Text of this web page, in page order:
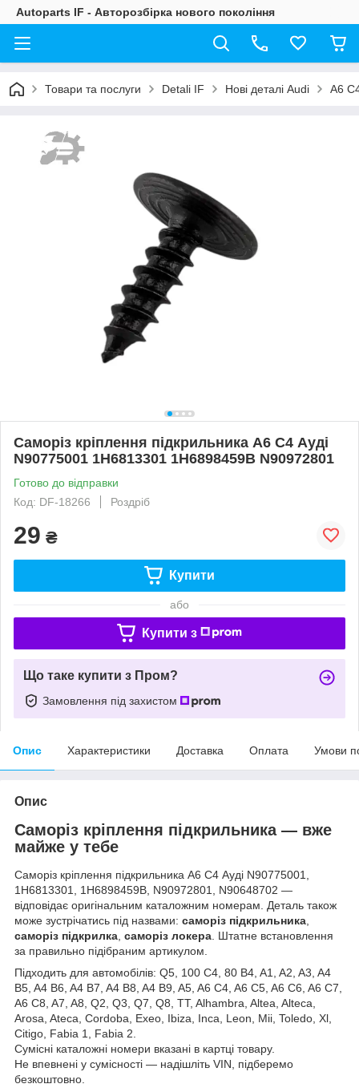
Autoparts IF - Авторозбірка нового покоління
Товари та послуги Detali IF Нові деталі Audi A6
Саморіз кріплення підкрильника А6 С4 Ауді
N90775001 1H6813301 1H6898459B N90972801
Готово до відправки
Код: DF-18266
Роздріб
29 ₴
Купити
або
Купити з
Що таке купити з Пром?
Замовлення під захистом
Опис Характеристики Доставка Оплата Умови
Опис
Саморіз кріплення підкрильника — вже
майже у тебе
Саморіз кріплення підкрильника А6 С4 Ауді N90775001,
1H6813301, 1H6898459B, N90972801, N90648702 —
відповідає оригінальним каталожним номерам. Деталь також
може зустрічатись під назвами: саморіз підкрильника,
саморіз підкрилка, саморіз локера. Штатне встановлення
за правильно підібраним артикулом.
Підходить для автомобілів: Q5, 100 C4, 80 B4, A1, A2, A3, A4
B5, A4 B6, A4 B7, A4 B8, A4 B9, A5, A6 C4, A6 C5, A6 C6, A6 C7,
A6 C8, A7, A8, Q2, Q3, Q7, Q8, TT, Alhambra, Altea, Alteca,
Arosa, Ateca, Cordoba, Exeo, Ibiza, Inca, Leon, Mii, Toledo, Xl,
Citigo, Fabia 1, Fabia 2.
Сумісні каталожні номери вказані в картці товару.
Не впевнені у сумісності — надішліть VIN, підберемо
безкоштовно.